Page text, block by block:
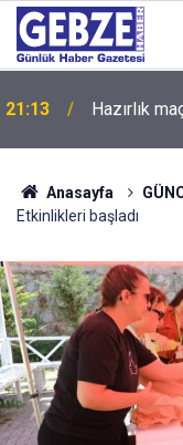
21:13 Hazırlık
21:12 İzmit
Anasayfa
Etkinlikleri başladı